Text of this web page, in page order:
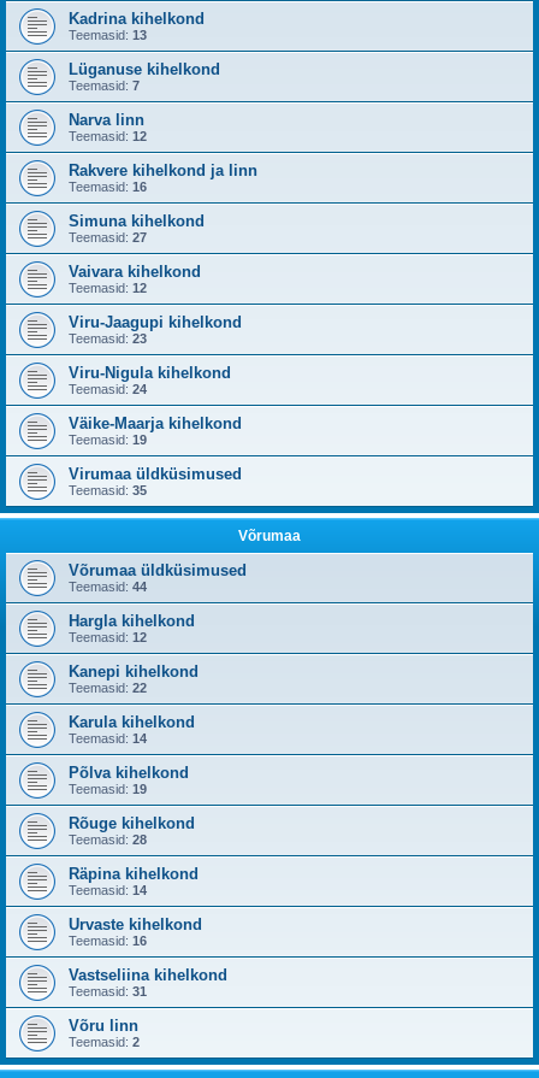
Kadrina kihelkond
Teemasid: 13
Lüganuse kihelkond
Teemasid: 7
Narva linn
Teemasid: 12
Rakvere kihelkond ja linn
Teemasid: 16
Simuna kihelkond
Teemasid: 27
Vaivara kihelkond
Teemasid: 12
Viru-Jaagupi kihelkond
Teemasid: 23
Viru-Nigula kihelkond
Teemasid: 24
Väike-Maarja kihelkond
Teemasid: 19
Virumaa üldküsimused
Teemasid: 35
Võrumaa
Võrumaa üldküsimused
Teemasid: 44
Hargla kihelkond
Teemasid: 12
Kanepi kihelkond
Teemasid: 22
Karula kihelkond
Teemasid: 14
Põlva kihelkond
Teemasid: 19
Rõuge kihelkond
Teemasid: 28
Räpina kihelkond
Teemasid: 14
Urvaste kihelkond
Teemasid: 16
Vastseliina kihelkond
Teemasid: 31
Võru linn
Teemasid: 2